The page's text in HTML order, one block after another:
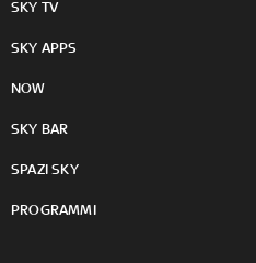
SKY TV
SKY APPS
NOW
SKY BAR
SPAZI SKY
PROGRAMMI